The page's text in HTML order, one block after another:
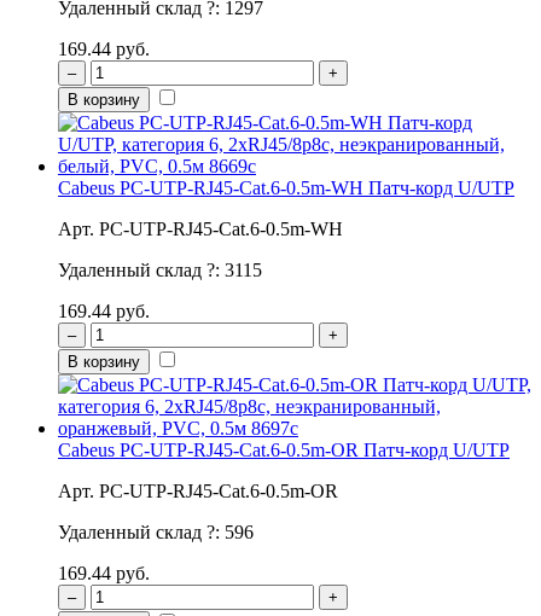
Удаленный склад ?: 1297
169.44 руб.
–
+
В корзину
Cabeus PC-UTP-RJ45-Cat.6-0.5m-WH Патч-корд U/UTP
Арт. PC-UTP-RJ45-Cat.6-0.5m-WH
Удаленный склад ?: 3115
169.44 руб.
–
+
В корзину
Cabeus PC-UTP-RJ45-Cat.6-0.5m-OR Патч-корд U/UTP
Арт. PC-UTP-RJ45-Cat.6-0.5m-OR
Удаленный склад ?: 596
169.44 руб.
–
+